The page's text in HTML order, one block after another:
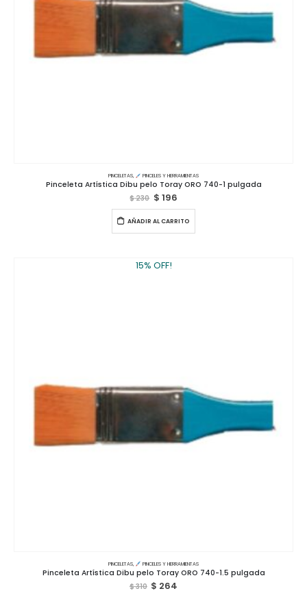
PINCELETAS, PINCELES Y HERRAMIENTAS
Pinceleta Artística Dibu pelo Toray ORO 740-1 pulgada
$230 $ 196
AÑADIR AL CARRITO
15% OFF!
PINCELETAS, PINCELES Y HERRAMIENTAS
Pinceleta Artística Dibu pelo Toray ORO 740-1.5 pulgada
$310 $ 264